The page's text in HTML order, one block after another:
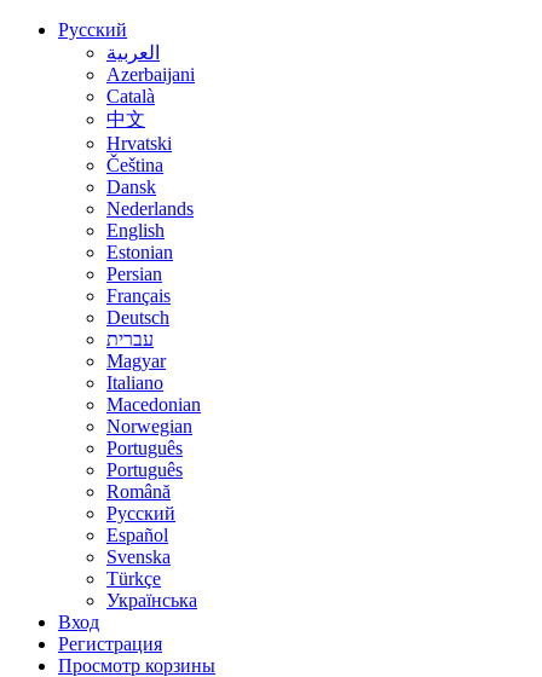
Русский
العربية
Azerbaijani
Català
中文
Hrvatski
Čeština
Dansk
Nederlands
English
Estonian
Persian
Français
Deutsch
עברית
Magyar
Italiano
Macedonian
Norwegian
Português
Português
Română
Русский
Español
Svenska
Türkçe
Українська
Вход
Регистрация
Просмотр корзины